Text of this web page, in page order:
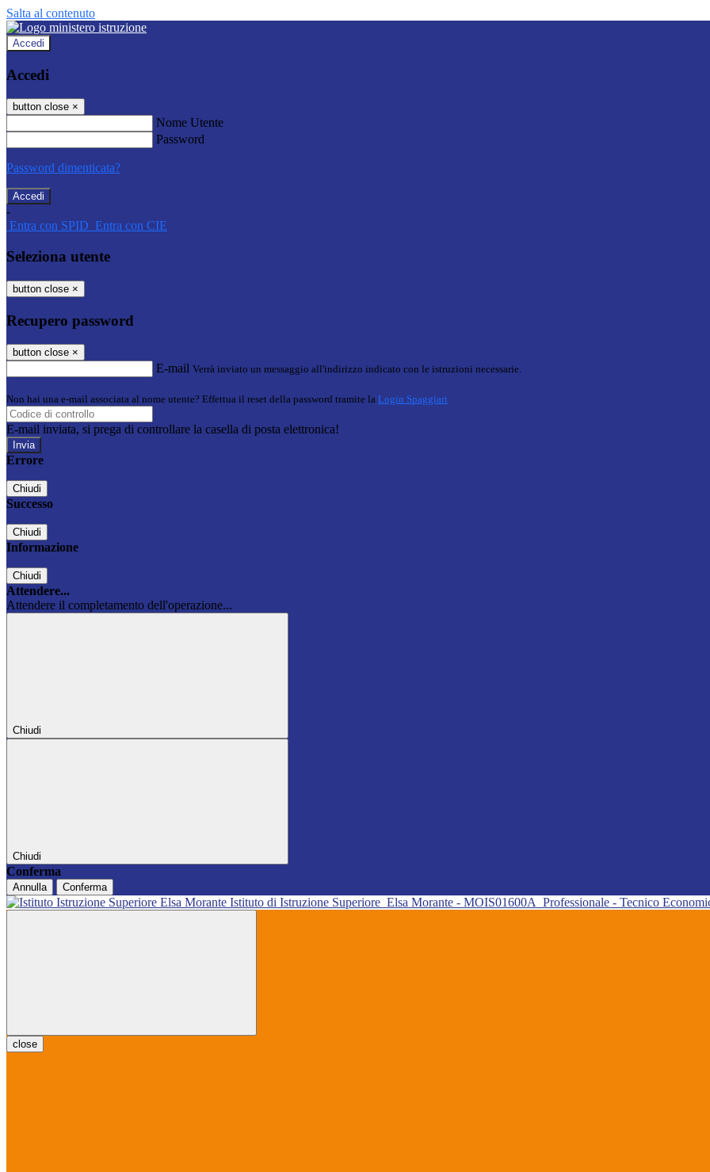
Salta al contenuto
Accedi
Accedi
button close ×
Nome Utente
Password
Password dimenticata?
-
Entra con SPID Entra con CIE
Seleziona utente
button close ×
Recupero password
button close ×
E-mail Verrà inviato un messaggio all'indirizzo indicato con le istruzioni necessarie.
Non hai una e-mail associata al nome utente? Effettua il reset della password tramite la Login Spaggiari
E-mail inviata, si prega di controllare la casella di posta elettronica!
Errore
Chiudi
Successo
Chiudi
Informazione
Chiudi
Attendere...
Attendere il completamento dell'operazione...
Chiudi
Chiudi
Conferma
Annulla Conferma
Istituto di Istruzione Superiore Elsa Morante - MOIS01600A Professionale - Tecnico
close